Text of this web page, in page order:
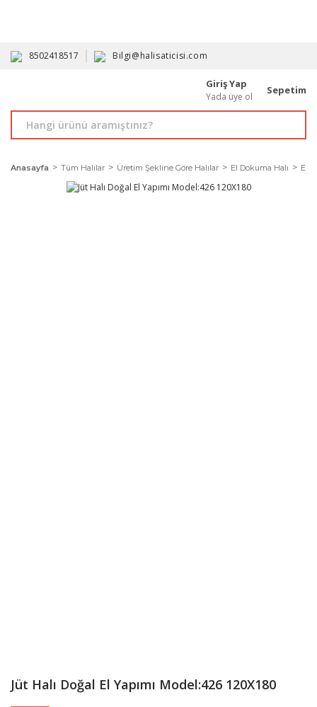
8502418517 Bilgi@halisaticisi.com
Giriş Yap
Yada üye ol
Sepetim
Anasayfa Tüm Halılar Üretim Şekline Göre Halılar El Dokuma Halı El
Jüt Halı Doğal El Yapımı Model:426 120X180